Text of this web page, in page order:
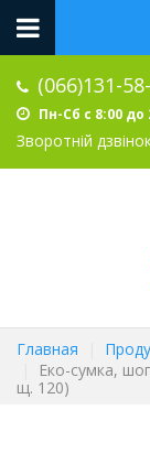
(066)131-
Пн-Сб с 8:00 до
Зворотній
Главная
Еко-сумка,
щ. 120)